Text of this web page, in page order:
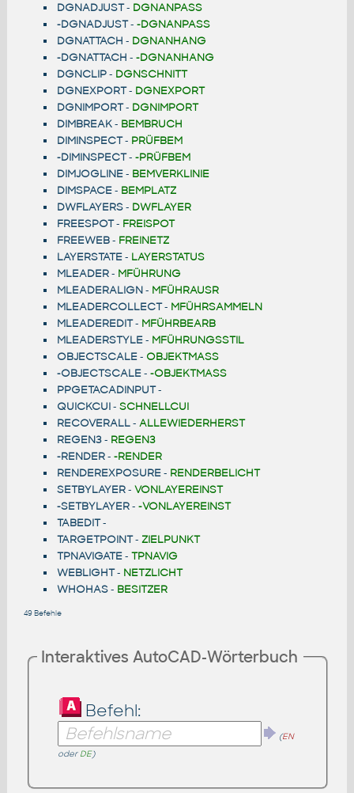
DGNADJUST- DGNANPASS
-DGNADJUST- -DGNANPASS
DGNATTACH - DGNANHANG
-DGNATTACH - -DGNANHANG
DGNCLIP- DGNSCHNITT
DGNEXPORT- DGNEXPORT
DGNIMPORT- DGNIMPORT
DIMBREAK- BEMBRUCH
DIMINSPECT- PRÜFBEM
-DIMINSPECT- -PRÜFBEM
DIMJOGLINE- BEMVERKLINIE
DIMSPACE- BEMPLATZ
DWFLAYERS- DWFLAYER
FREESPOT- FREISPOT
FREEWEB- FREINETZ
LAYERSTATE- LAYERSTATUS
MLEADER- MFÜHRUNG
MLEADERALIGN- MFÜHRAUSR
MLEADERCOLLECT- MFÜHRSAMMELN
MLEADEREDIT- MFÜHRBEARB
MLEADERSTYLE- MFÜHRUNGSSTIL
OBJECTSCALE- OBJEKTMASS
-OBJECTSCALE- -OBJEKTMASS
PPGETACADINPUT-
QUICKCUI- SCHNELLCUI
RECOVERALL- ALLEWIEDERHERST
REGEN3- REGEN3
-RENDER- -RENDER
RENDEREXPOSURE- RENDERBELICHT
SETBYLAYER- VONLAYEREINST
-SETBYLAYER- -VONLAYEREINST
TABEDIT-
TARGETPOINT- ZIELPUNKT
TPNAVIGATE- TPNAVIG
WEBLIGHT- NETZLICHT
WHOHAS- BESITZER
49 Befehle
Interaktives AutoCAD-Wörterbuch
Befehl:
(EN
oder DE)